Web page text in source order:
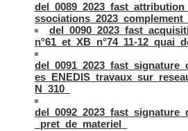
ssociations_2023_complement_
n°61_et_XB_n°74_11-
N_310_
_pret_de_materiel_